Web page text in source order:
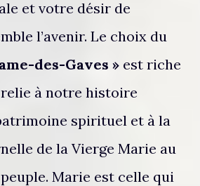
et votre désir de
l’avenir. Le choix du
des-Gaves » est riche
relie à notre histoire
spirituel et à la
de la Vierge Marie au
Marie est celle qui